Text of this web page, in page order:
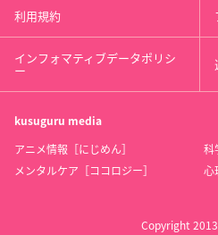
利用規約
インフォマティブデータポリシ
ー
kusuguru media
アニメ情報［にじめん］
科
メンタルケア［ココロジー］
心
Copyright